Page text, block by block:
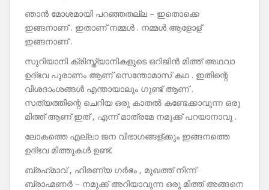
ഞാൻ മോശമായി പറഞ്ഞതല്ല – ഇതൊക്കെ
ഇങ്ങനാണ് . ഇതാണ് നമ്മൾ . നമ്മൾ ആളോള്
ഇങ്ങനാണ് .
സുറിയാനി ക്രിസ്ത്യാനികളുടെ ഒറിജിൻ മിത്ത് അഥവാ
ഉദ്ഭവ പുരാണം ആണ് സെന്തോമാസ് കഥ . ഇതിന്റെ
വിശദാംശങ്ങൾ എന്തായാലും ഗുണ്ട് ആണ് .
സത്യത്തിന്റെ ചെറിയ ഒരു കാതൽ കണ്ടേക്കാവുന്ന ഒരു
മിത്ത് ആണ് ഇത് , എന്ന് മാത്രമേ നമുക്ക് പറയാനാവൂ .
ലോകത്തെ എല്ലാ ജന വിഭാഗങ്ങള്ക്കും ഇങ്ങനത്തെ
ഉദ്ഭവ മിത്തുകൾ ഉണ്ട്.
ബ്രഹ്‌മാവ്‌ , ഹിരണ്യ ഗർഭം , മുഖത്ത് നിന്ന്
ബ്രാഹ്മണർ – നമുക്ക് അറിയാവുന്ന ഒരു മിത്ത് അങ്ങനെ